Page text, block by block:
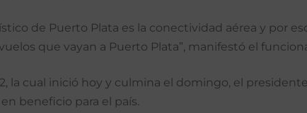
de Puerto Plata es la conectividad aérea y por
que vayan a Puerto Plata”, manifestó el
la cual inició hoy y culmina el domingo, el
beneficio para el país.